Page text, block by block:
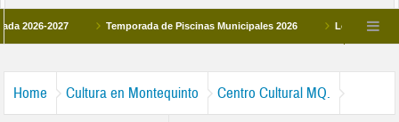
2027 Temporada de Piscinas Municipales 2026 Los Campus de
Home Cultura en Montequinto Centro Cultural MQ.